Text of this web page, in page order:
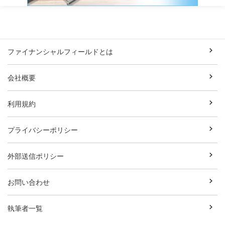
ファイナンシャルフィールドとは
会社概要
利用規約
プライバシーポリシー
外部送信ポリシー
お問い合わせ
執筆者一覧